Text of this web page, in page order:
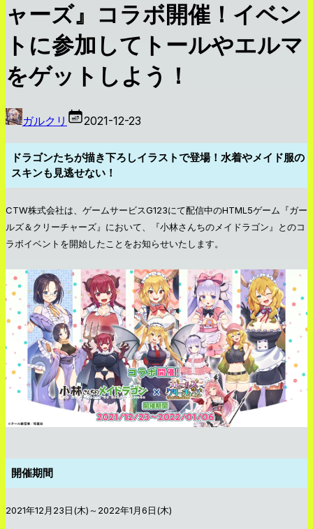
ャーズ』コラボ開催！イベン
トに参加してトールやエルマ
をゲットしよう！
ガルクリ 2021-12-23
ドラゴンたちが描き下ろしイラストで登場！水着やメイド服の
スキンも見逃せない！
CTW株式会社は、ゲームサービスG123にて配信中のHTML5ゲーム『ガー
ルズ＆クリーチャーズ』において、『小林さんちのメイドラゴン』とのコ
ラボイベントを開始したことをお知らせいたします。
開催期間
2021年12月23日(木)～2022年1月6日(木)